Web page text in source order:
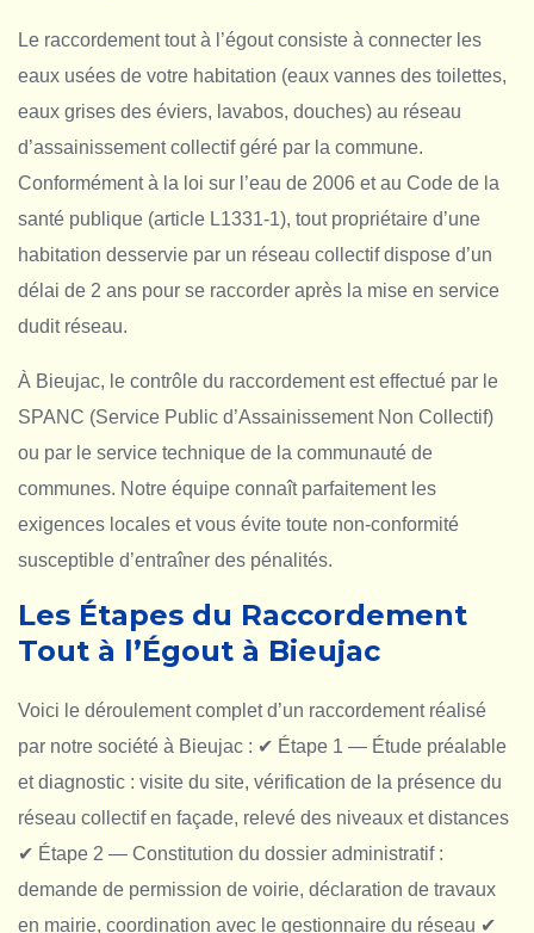
Le raccordement tout à l’égout consiste à connecter les
eaux usées de votre habitation (eaux vannes des toilettes,
eaux grises des éviers, lavabos, douches) au réseau
d’assainissement collectif géré par la commune.
Conformément à la loi sur l’eau de 2006 et au Code de la
santé publique (article L1331-1), tout propriétaire d’une
habitation desservie par un réseau collectif dispose d’un
délai de 2 ans pour se raccorder après la mise en service
dudit réseau.
À Bieujac, le contrôle du raccordement est effectué par le
SPANC (Service Public d’Assainissement Non Collectif)
ou par le service technique de la communauté de
communes. Notre équipe connaît parfaitement les
exigences locales et vous évite toute non-conformité
susceptible d’entraîner des pénalités.
Les Étapes du Raccordement
Tout à l’Égout à Bieujac
Voici le déroulement complet d’un raccordement réalisé
par notre société à Bieujac : ✔ Étape 1 — Étude préalable
et diagnostic : visite du site, vérification de la présence du
réseau collectif en façade, relevé des niveaux et distances
✔ Étape 2 — Constitution du dossier administratif :
demande de permission de voirie, déclaration de travaux
en mairie, coordination avec le gestionnaire du réseau ✔